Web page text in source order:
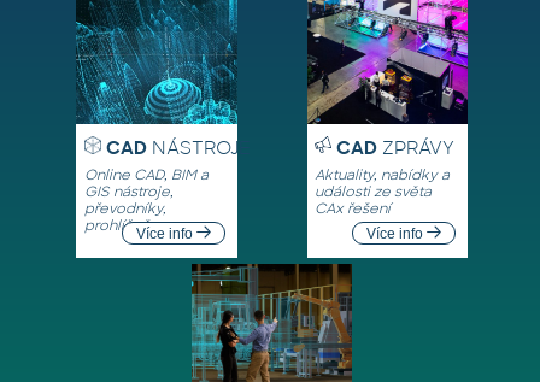
CADNÁSTROJE
Online CAD, BIM a
GIS nástroje,
převodníky,
prohlížečeVíce info
CADZPRÁVY
Aktuality, nabídky a
události ze světa
CAx řešení
Více info